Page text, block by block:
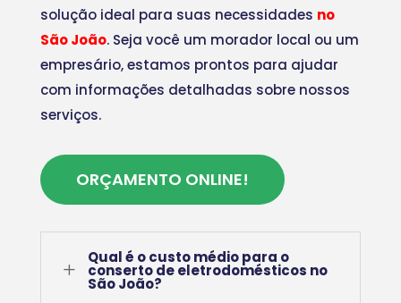
solução ideal para suas necessidades no
São João. Seja você um morador local ou um
empresário, estamos prontos para ajudar
com informações detalhadas sobre nossos
serviços.
ORÇAMENTO ONLINE!
L
Qual é o custo médio para o
conserto de eletrodomésticos no
São João?